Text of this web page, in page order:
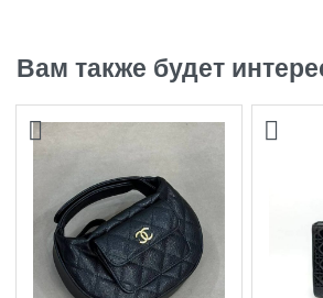
Вам также будет